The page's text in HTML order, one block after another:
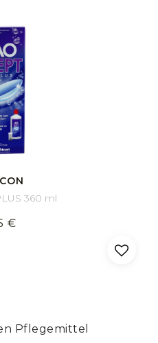
360 ml
€